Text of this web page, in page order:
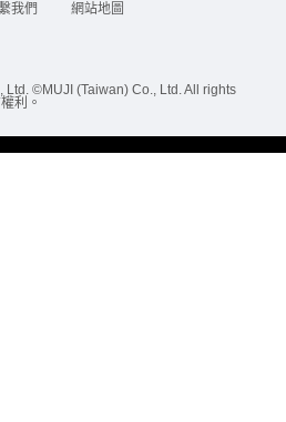
我們 網站地圖
©MUJI (Taiwan) Co., Ltd. All rights
利。